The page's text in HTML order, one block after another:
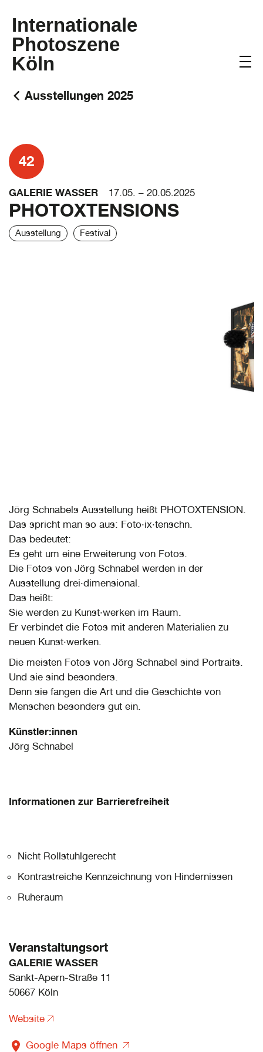
Internationale
Photoszene
Köln
Ausstellungen 2025
42
GALERIE WASSER 17.05. – 20.05.2025
PHOTOXTENSIONS
Ausstellung Festival
Jörg Schnabels Ausstellung heißt PHOTOXTENSION.
Das spricht man so aus: Foto·ix·tenschn.
Das bedeutet:
Es geht um eine Erweiterung von Fotos.
Die Fotos von Jörg Schnabel werden in der
Ausstellung drei·dimensional.
Das heißt:
Sie werden zu Kunst·werken im Raum.
Er verbindet die Fotos mit anderen Materialien zu
neuen Kunst·werken.
Die meisten Fotos von Jörg Schnabel sind Portraits.
Und sie sind besonders.
Denn sie fangen die Art und die Geschichte von
Menschen besonders gut ein.
Künstler:innen
Jörg Schnabel
Informationen zur Barrierefreiheit
Nicht Rollstuhlgerecht
Kontrastreiche Kennzeichnung von Hindernissen
Ruheraum
Veranstaltungsort
GALERIE WASSER
Sankt-Apern-Straße 11
50667 Köln
Website
Google Maps öffnen